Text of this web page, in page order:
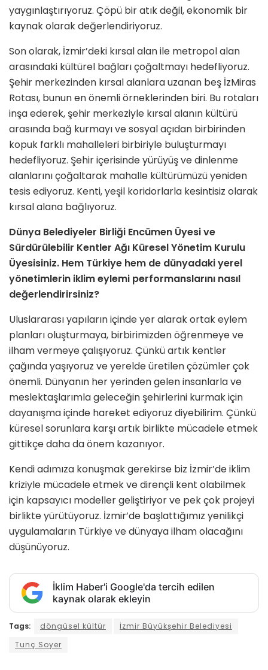
yaygınlaştırıyoruz. Çöpü bir atık değil, ekonomik bir
kaynak olarak değerlendiriyoruz.
Son olarak, İzmir’deki kırsal alan ile metropol alan
arasındaki kültürel bağları çoğaltmayı hedefliyoruz.
Şehir merkezinden kırsal alanlara uzanan beş İzMiras
Rotası, bunun en önemli örneklerinden biri. Bu rotaları
inşa ederek, şehir merkeziyle kırsal alanın kültürü
arasında bağ kurmayı ve sosyal açıdan birbirinden
kopuk farklı mahalleleri birbiriyle buluşturmayı
hedefliyoruz. Şehir içerisinde yürüyüş ve dinlenme
alanlarını çoğaltarak mahalle kültürümüzü yeniden
tesis ediyoruz. Kenti, yeşil koridorlarla kesintisiz olarak
kırsal alana bağlıyoruz.
Dünya Belediyeler Birliği Encümen Üyesi ve
Sürdürülebilir Kentler Ağı Küresel Yönetim Kurulu
Üyesisiniz. Hem Türkiye hem de dünyadaki yerel
yönetimlerin iklim eylemi performanslarını nasıl
değerlendirirsiniz?
Uluslararası yapıların içinde yer alarak ortak eylem
planları oluşturmaya, birbirimizden öğrenmeye ve
ilham vermeye çalışıyoruz. Çünkü artık kentler
çağında yaşıyoruz ve yerelde üretilen çözümler çok
önemli. Dünyanın her yerinden gelen insanlarla ve
meslektaşlarımla geleceğin şehirlerini kurmak için
dayanışma içinde hareket ediyoruz diyebilirim. Çünkü
küresel sorunlara karşı artık birlikte mücadele etmek
gittikçe daha da önem kazanıyor.
Kendi adımıza konuşmak gerekirse biz İzmir’de iklim
kriziyle mücadele etmek ve dirençli kent olabilmek
için kapsayıcı modeller geliştiriyor ve pek çok projeyi
birlikte yürütüyoruz. İzmir’de başlattığımız yenilikçi
uygulamaların Türkiye ve dünyaya ilham olacağını
düşünüyoruz.
İklim Haber'i Google'da tercih edilen
kaynak olarak ekleyin
Tags: döngüsel kültür
İzmir Büyükşehir Belediyesi
Tunç Soyer